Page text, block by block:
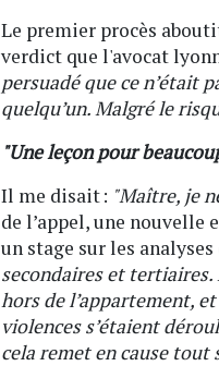
Le premier procès
verdict que l'avocat
persuadé que ce n’était
quelqu’un. Malgré le
"Une leçon pour
Il me disait : "Maître, je
de l’appel, une
un stage sur les analyses
secondaires et tertiaires.
hors de l’appartement,
violences s’étaient
cela remet en cause tout